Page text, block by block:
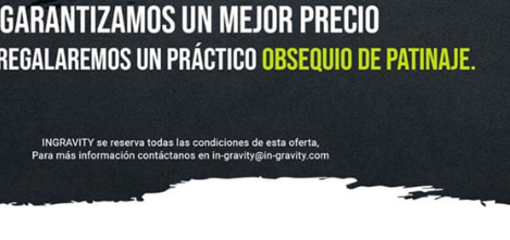
SCOOTER PROTECCIONES ACCESORIOS
Y DATOS DE INTERÉS AVISO LEGAL POLÍTICA DE COOKIES